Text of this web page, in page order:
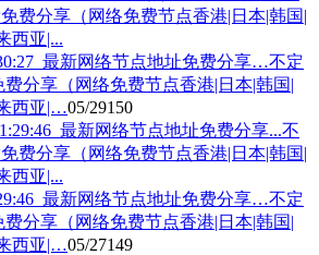
最新网络节点地址免费分享…不定
分享（网络免费节点香港|日本|韩国|
西亚|…05/29150
最新网络节点地址免费分享…不定
分享（网络免费节点香港|日本|韩国|
西亚|…05/27149